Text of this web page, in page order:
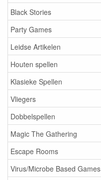
Black Stories
Party Games
Leidse Artikelen
Houten spellen
Klasieke Spellen
Vliegers
Dobbelspellen
Magic The Gathering
Escape Rooms
Virus/Microbe Based Games